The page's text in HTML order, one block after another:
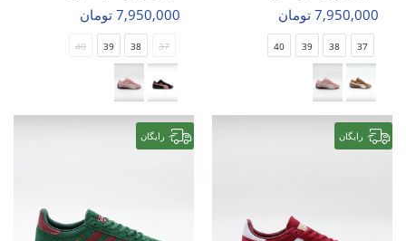
7,950,000 تومان
37
38
39
40
7,950,000 تومان
37
38
39
40
رایگان رایگان